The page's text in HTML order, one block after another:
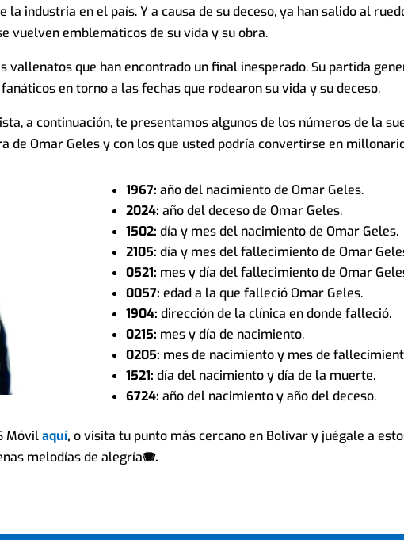
industria en el país. Y a causa de su deceso, ya han salido al
vuelven emblemáticos de su vida y su obra.
vallenatos que han encontrado un final inesperado. Su partida
en torno a las fechas que rodearon su vida y su deceso.
a continuación, te presentamos algunos de los números de la
de Omar Geles y con los que usted podría convertirse en
1967: año del nacimiento de Omar Geles.
2024: año del deceso de Omar Geles.
1502: día y mes del nacimiento de Omar Geles.
2105: día y mes del fallecimiento de Omar
0521: mes y día del fallecimiento de Omar
0057: edad a la que falleció Omar Geles.
1904: dirección de la clínica en donde falleció.
0215: mes y día de nacimiento.
0205: mes de nacimiento y mes de
1521: día del nacimiento y día de la muerte.
6724: año del nacimiento y año del deceso.
Móvilaquí,o visita tu punto más cercano en Bolívar y juégale a
melodías de alegría🪗.